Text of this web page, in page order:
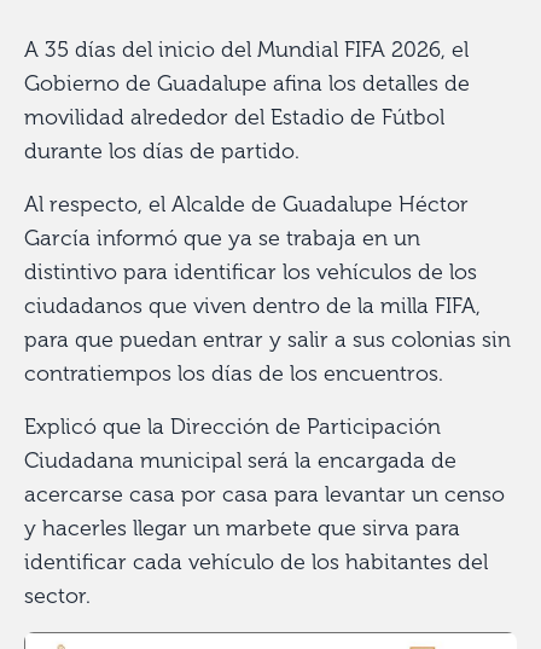
A 35 días del inicio del Mundial FIFA 2026, el
Gobierno de Guadalupe afina los detalles de
movilidad alrededor del Estadio de Fútbol
durante los días de partido.
Al respecto, el Alcalde de Guadalupe Héctor
García informó que ya se trabaja en un
distintivo para identificar los vehículos de los
ciudadanos que viven dentro de la milla FIFA,
para que puedan entrar y salir a sus colonias sin
contratiempos los días de los encuentros.
Explicó que la Dirección de Participación
Ciudadana municipal será la encargada de
acercarse casa por casa para levantar un censo
y hacerles llegar un marbete que sirva para
identificar cada vehículo de los habitantes del
sector.